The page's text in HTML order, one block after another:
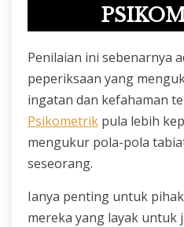
Penilaian ini sebenarnya
peperiksaan yang
ingatan dan kefahaman
Psikometrik pula lebih
mengukur pola-pola
seseorang.
Ianya penting untuk
mereka yang layak untuk